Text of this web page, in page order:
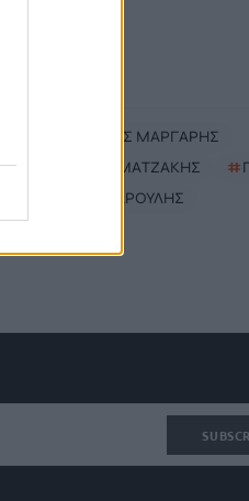
ΠΑΝΑΓΙΩΤΗΣ ΜΑΡΓΑΡΗΣ
ΠΑΝΟΣ ΜΑΜΑΤΖΑΚΗΣ #
ΓΙΑΝΝΗΣ ΧΑΡΟΥΛΗΣ